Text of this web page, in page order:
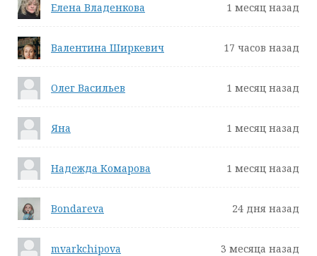
Елена Владенкова 1 месяц назад
Валентина Ширкевич 17 часов назад
Олег Васильев 1 месяц назад
Яна 1 месяц назад
Надежда Комарова 1 месяц назад
Bondareva 24 дня назад
mvarkchipova 3 месяца назад